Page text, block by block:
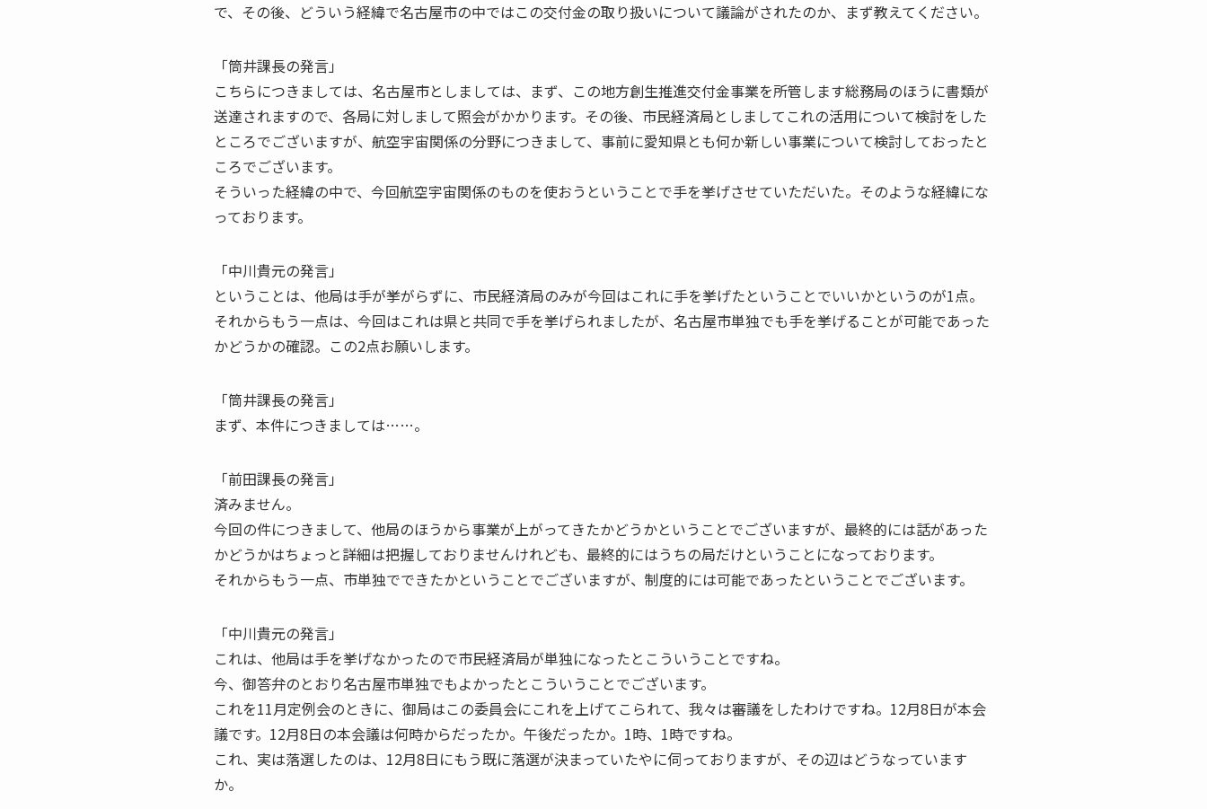
で、その後、どういう経緯で名古屋市の中ではこの交付金の取り扱いについて議論がされたのか、まず教えてください。
「筒井課長の発言」
こちらにつきましては、名古屋市としましては、まず、この地方創生推進交付金事業を所管します総務局のほうに書類が
送達されますので、各局に対しまして照会がかかります。その後、市民経済局としましてこれの活用について検討をした
ところでございますが、航空宇宙関係の分野につきまして、事前に愛知県とも何か新しい事業について検討しておったと
ころでございます。
そういった経緯の中で、今回航空宇宙関係のものを使おうということで手を挙げさせていただいた。そのような経緯にな
っております。
「中川貴元の発言」
ということは、他局は手が挙がらずに、市民経済局のみが今回はこれに手を挙げたということでいいかというのが1点。
それからもう一点は、今回はこれは県と共同で手を挙げられましたが、名古屋市単独でも手を挙げることが可能であった
かどうかの確認。この2点お願いします。
「筒井課長の発言」
まず、本件につきましては……。
「前田課長の発言」
済みません。
今回の件につきまして、他局のほうから事業が上がってきたかどうかということでございますが、最終的には話があった
かどうかはちょっと詳細は把握しておりませんけれども、最終的にはうちの局だけということになっております。
それからもう一点、市単独でできたかということでございますが、制度的には可能であったということでございます。
「中川貴元の発言」
これは、他局は手を挙げなかったので市民経済局が単独になったとこういうことですね。
今、御答弁のとおり名古屋市単独でもよかったとこういうことでございます。
これを11月定例会のときに、御局はこの委員会にこれを上げてこられて、我々は審議をしたわけですね。12月8日が本会
議です。12月8日の本会議は何時からだったか。午後だったか。1時、1時ですね。
これ、実は落選したのは、12月8日にもう既に落選が決まっていたやに伺っておりますが、その辺はどうなっています
か。